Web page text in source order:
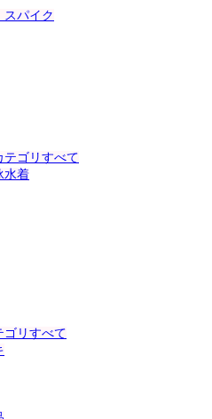
スパイク
テゴリすべて
水着
ゴリすべて